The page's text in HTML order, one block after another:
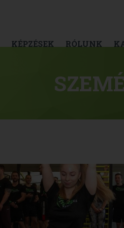
KÉPZÉSEK RÓLUNK